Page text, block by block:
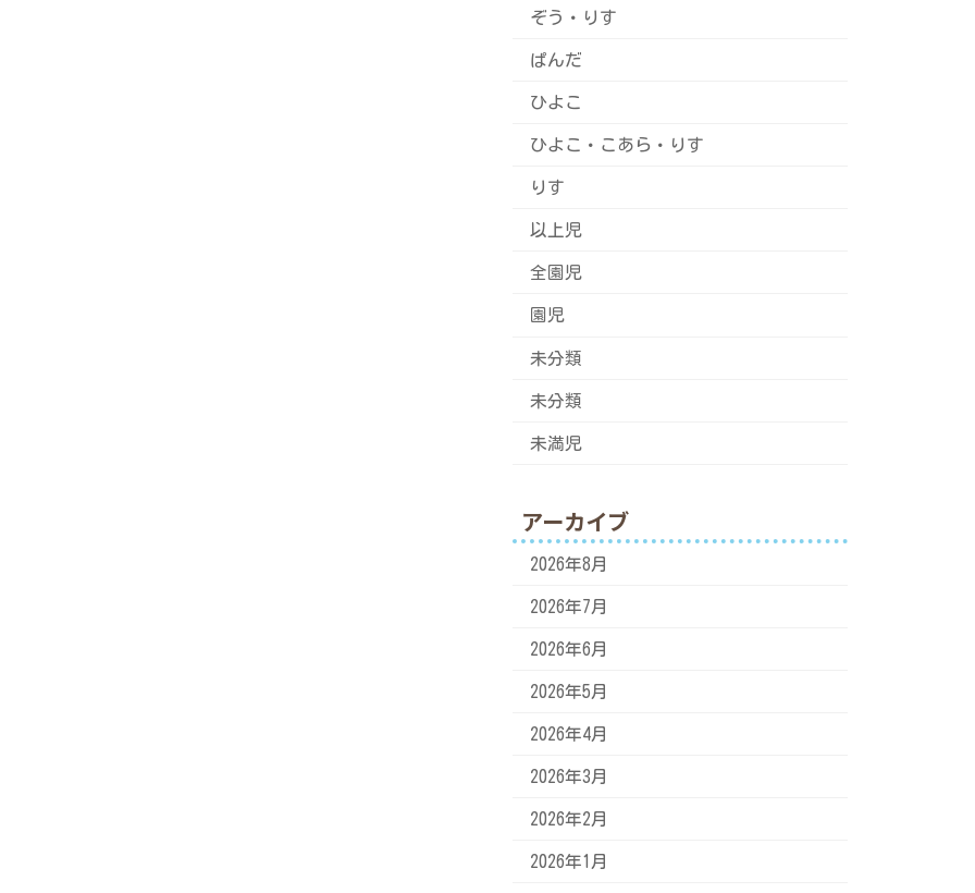
ぞう・りす
ぱんだ
ひよこ
ひよこ・こあら・りす
りす
以上児
全園児
園児
未分類
未分類
未満児
アーカイブ
2026年8月
2026年7月
2026年6月
2026年5月
2026年4月
2026年3月
2026年2月
2026年1月